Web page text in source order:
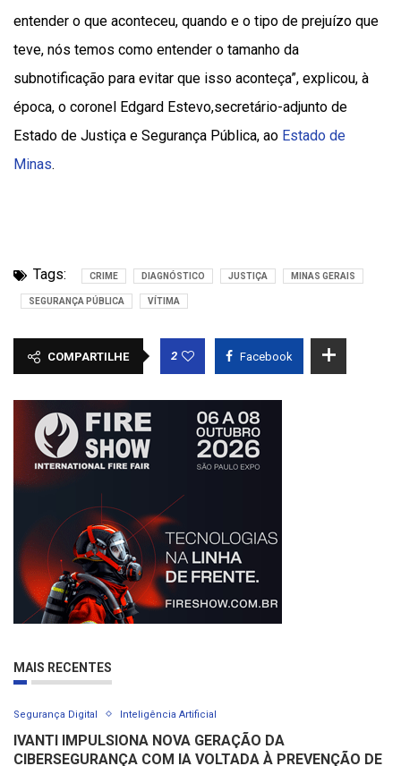
entender o que aconteceu, quando e o tipo de prejuízo que
teve, nós temos como entender o tamanho da
subnotificação para evitar que isso aconteça”, explicou, à
época, o coronel Edgard Estevo,secretário-adjunto de
Estado de Justiça e Segurança Pública, ao Estado de
Minas.
Tags: CRIME DIAGNÓSTICO JUSTIÇA MINAS GERAIS
SEGURANÇA PÚBLICA VÍTIMA
COMPARTILHE 2 Facebook
MAIS RECENTES
Segurança Digital Inteligência Artificial
IVANTI IMPULSIONA NOVA GERAÇÃO DA
CIBERSEGURANÇA COM IA VOLTADA À PREVENÇÃO DE